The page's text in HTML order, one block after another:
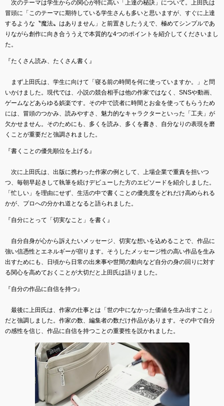
次のテーマは学生からの関心が特に高い「上達の秘訣」について。上田氏は
冒頭に「このテーマに期待している学生さんも多いと思いますが、すぐに上達
するような〝魔法〟はありません」と前置きしたうえで、極めてシンプルであ
りながら創作に向き合ううえで本質的な4つのポイントを紹介してくださいまし
た。
『たくさん読み、たくさん書く』
まず上田氏は、学生に向けて「寝る前の時間を何に使っていますか。」と問
いかけました。現代では、小説の競合相手は他の作家ではなく、SNSや動画、
ゲームなどあらゆる娯楽です。その中で読者に時間とお金を使ってもらうため
には、冒頭のつかみ、読みやすさ、魅力的なキャラクターといった「工夫」が
欠かせません。そのためにも、多くを読み、多くを書き、自分なりの表現を磨
くことが重要だと強調されました。
『書くことの優先順位を上げる』
次に上田氏は、出版に携わった作家の例として、上場企業で重責を担いつ
つ、毎朝早起きして執筆を続けデビューした方のエピソードを紹介しました。
「忙しい」を理由にせず、生活の中で書くことの優先度をどれだけ高められる
かが、プロへの分かれ道となると語られました。
『自分にとって「切実なこと」を書く』
自分自身が心から訴えたいメッセージ、切実な想いを込めることで、作品に
強い信憑性とエネルギーが宿ります。そうしたメッセージ性の高い作品を生み
出すためにも、日頃から日常の出来事や世間の動向など自分の身の回りに対す
る関心を高めておくことが大切だと上田氏は語りました。
『自分の作品に自信を持つ』
最後に上⽥⽒は、作家の仕事とは「世の中になかった価値を⽣み出すこと」
だと強調しました。作家の数、編集者の数だけ作品があります。その中で⾃分
の感性を信じ、作品に⾃信を持つことの重要性を説かれました。